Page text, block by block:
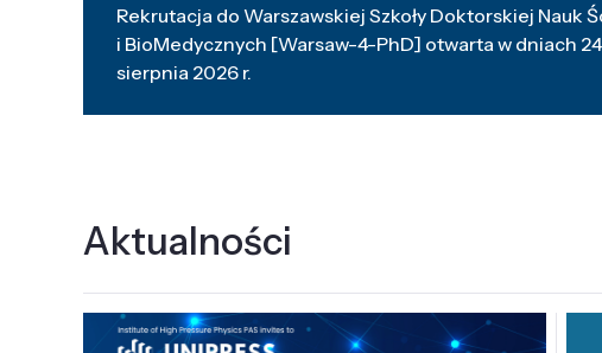
Rekrutacja do Warszawskiej Szkoły Doktorskiej Nauk
i BioMedycznych [Warsaw-4-PhD] otwarta w dniach
sierpnia 2026 r.
Aktualności